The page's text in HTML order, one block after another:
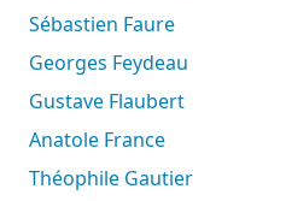
Sébastien Faure
Georges Feydeau
Gustave Flaubert
Anatole France
Théophile Gautier